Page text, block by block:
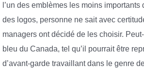
l’un des emblèmes les moins
des logos, personne ne sait avec
managers ont décidé de les choisir.
bleu du Canada, tel qu’il pourrait être
d’avant-garde travaillant dans le genre